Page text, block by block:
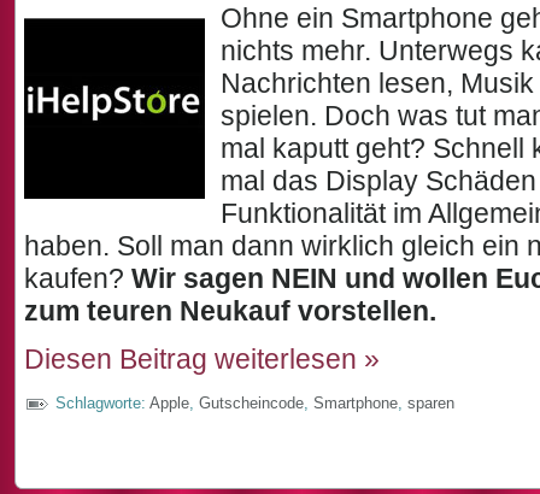
Ohne ein Smartphone
nichts mehr. Unterwegs
Nachrichten lesen,
spielen. Doch was tut
mal kaputt geht? Schnell
mal das Display
Funktionalität im
haben. Soll man dann wirklich gleich ein
kaufen? Wir sagen NEIN und wollen
zum teuren Neukauf vorstellen.
Diesen Beitrag weiterlesen »
Schlagworte: Apple, Gutscheincode, Smartphone, sparen